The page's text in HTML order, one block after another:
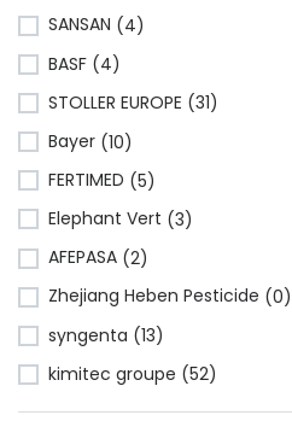
SANSAN (4)
BASF (4)
STOLLER EUROPE (31)
Bayer (10)
FERTIMED (5)
Elephant Vert (3)
AFEPASA (2)
Zhejiang Heben Pesticide (0)
syngenta (13)
kimitec groupe (52)